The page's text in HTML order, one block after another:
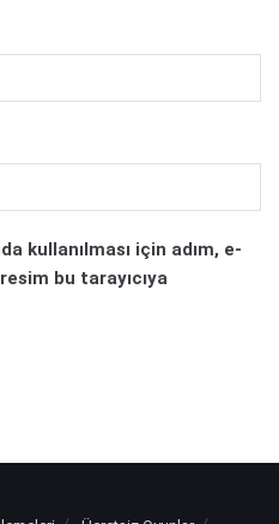
kullanılması için adım, e-
bu tarayıcıya